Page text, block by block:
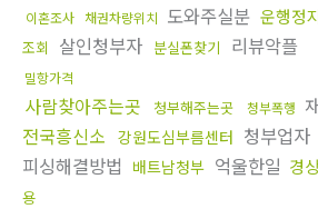
이혼조사 채권차량위치 도와주실분 운행정
조회
살인청부자 분실폰찾기 리뷰악플
밀항가격
사람찾아주는곳 청부해주는곳 청부폭행
전국흥신소 강원도심부름센터 청부업자
피싱해결방법 배트남청부 억울한일 경
용